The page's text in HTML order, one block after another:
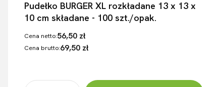
Pudełko BURGER XL rozkładane 13 x 13 x
10 cm składane - 100 szt./opak.
Cena netto:56,50 zł
Cena brutto:69,50 zł